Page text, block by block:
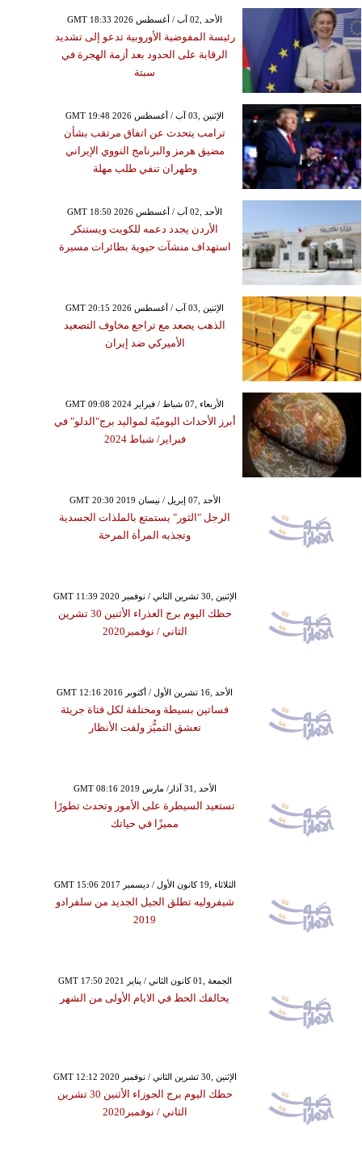
GMT 18:33 2026 الأحد ,02 آب / أغسطس
رئيسة المفوضية الأوروبية تدعو إلى تشديد
الرقابة على الحدود بعد أزمة الهجرة في
سبتة
GMT 19:48 2026 الإثنين ,03 آب / أغسطس
ترامب يتحدث عن اتفاق مرتقب بشأن
مضيق هرمز والبرنامج النووي الإيراني
وطهران تنفي طلب مهلة
GMT 18:50 2026 الأحد ,02 آب / أغسطس
الأردن يجدد دعمه للكويت ويستنكر
استهداف منشآت حيوية بطائرات مسيرة
GMT 20:15 2026 الإثنين ,03 آب / أغسطس
الذهب يصعد مع تراجع مخاوف التصعيد
الأميركي ضد إيران
GMT 09:08 2024 الأربعاء ,07 شباط / فبراير
أبرز الأحداث اليوميّة لمواليد برج"الدلو" في
فبراير/ شباط 2024
GMT 20:30 2019 الأحد ,07 إبريل / نيسان
الرجل "الثور" يستمتع بالملذات الجسدية
وتجذبه المرأة المرحة
GMT 11:39 2020 الإثنين ,30 تشرين الثاني / نوفمبر
حظك اليوم برج العذراء الأثنين 30 تشرين
الثاني / نوفمبر2020
GMT 12:16 2016 الأحد ,16 تشرين الأول / أكتوبر
فساتين بسيطة ومختلفة لكل فتاة جريئة
تعشق التميُّز ولفت الأنظار
GMT 08:16 2019 الأحد ,31 آذار/ مارس
تستعيد السيطرة على الأمور وتحدث تطورًا
مميزًا في حياتك
GMT 15:06 2017 الثلاثاء ,19 كانون الأول / ديسمبر
شيفروليه تطلق الجيل الجديد من سلفرادو
2019
GMT 17:50 2021 الجمعة ,01 كانون الثاني / يناير
يحالفك الحظ في الايام الأولى من الشهر
GMT 12:12 2020 الإثنين ,30 تشرين الثاني / نوفمبر
حظك اليوم برج الجوزاء الأثنين 30 تشرين
الثاني / نوفمبر2020